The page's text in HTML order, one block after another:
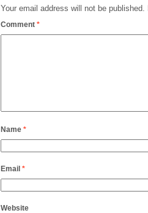
Your email address will not be published.
Comment *
Name *
Email *
Website